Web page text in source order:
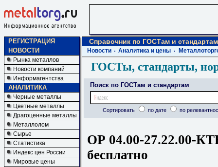
РЕГИСТРАЦИЯ
НОВОСТИ
Рынка металлов
Новости компаний
Информагентства
АНАЛИТИКА
Черные металлы
Цветные металлы
Драгоценные металлы
Металлолом
Сырье
Статистика
Индекс цен России
Мировые цены
Справочник по ГОСТам и стандартам
Новости Аналитика и цены
ГОСТы, стандарты,
Поиск по ГОСТам и стандартам
Сортировать по дате по
ОР 04.00-27.22.00-
бесплатно